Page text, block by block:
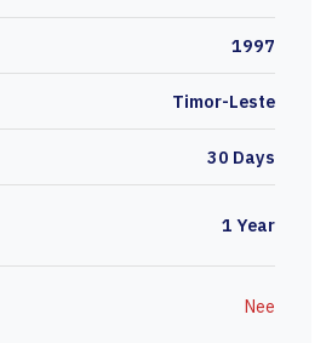
1997
Timor-Leste
30 Days
1 Year
Nee